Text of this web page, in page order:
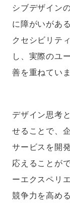
シブデザイン
に障がいがあ
クセシビリテ
し、実際のユ
善を重ねていま
デザイン思考
せることで、
サービスを開
応えることが
ーエクスペリ
競争力を高め